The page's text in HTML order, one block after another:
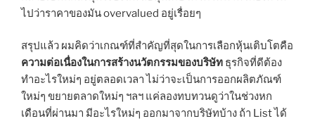
ไปว่าราคาของมัน overvalued อยู่เรื่อยๆ
สรุปแล้ว ผมคิดว่าเกณฑ์ที่สำคัญที่สุดในการเลือกหุ้นเติบโตคือ
ความต่อเนื่องในการสร้างนวัตกรรมของบริษัท ธุรกิจที่ดีต้อง
ทำอะไรใหม่ๆ อยู่ตลอดเวลา ไม่ว่าจะเป็นการออกผลิตภัณฑ์
ใหม่ๆ ขยายตลาดใหม่ๆ ฯลฯ แค่ลองทบทวนดูว่าในช่วงหก
เดือนที่ผ่านมา มีอะไรใหม่ๆ ออกมาจากบริษัทบ้าง ถ้า List ได้